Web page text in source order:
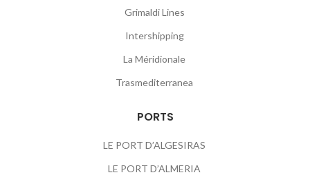
Grimaldi Lines
Intershipping
La Méridionale
Trasmediterranea
PORTS
LE PORT D’ALGESIRAS
LE PORT D’ALMERIA